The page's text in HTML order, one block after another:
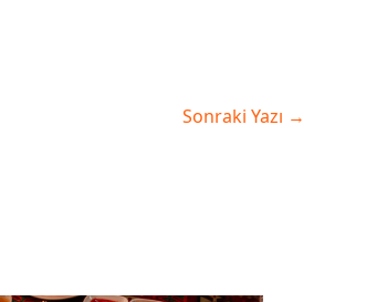
Sonraki Yazı →